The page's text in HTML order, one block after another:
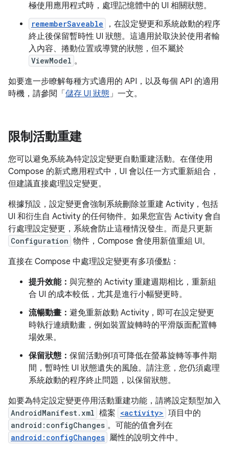
極使用應用程式時，處理記憶體中的 UI 相關狀態。
rememberSaveable
，在設定變更和系統啟動的程序
終止後保留暫時性 UI 狀態。這適用於取決於使用者輸
入內容、捲動位置或導覽的狀態，但不屬於
ViewModel 。
如要進一步瞭解每種方式適用的 API，以及每個 API 的適用
時機，請參閱「 儲存 UI 狀態」一文。
限制活動重建
您可以避免系統為特定設定變更自動重建活動。在僅使用
Compose 的新式應用程式中，UI 會以任一方式重新組合，
但建議直接處理設定變更。
根據預設，設定變更會強制系統刪除並重建 Activity，包括
UI 和衍生自 Activity 的任何物件。如果您宣告 Activity 會自
行處理設定變更，系統會防止這種情況發生。而是只更新
Configuration 物件，Compose 會使用新值重組 UI。
直接在 Compose 中處理設定變更有多項優點：
提升效能： 與完整的 Activity 重建週期相比，重新組
合 UI 的成本較低，尤其是進行小幅變更時。
流暢動畫： 避免重新啟動 Activity，即可在設定變更
時執行連續動畫，例如裝置旋轉時的平滑版面配置轉
場效果。
保留狀態： 保留活動例項可降低在螢幕旋轉等事件期
間，暫時性 UI 狀態遺失的風險。請注意，您仍須處理
系統啟動的程序終止問題，以保留狀態。
如要為特定設定變更停用活動重建功能，請將設定類型加入
AndroidManifest.xml 檔案 <activity> 項目中的
android:configChanges 。可能的值會列在
android:configChanges 屬性的說明文件中。